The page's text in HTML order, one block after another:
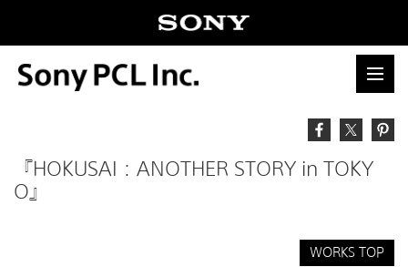
『HOKUSAI：ANOTHER STORY in TOKY
O』
WORKS TOP